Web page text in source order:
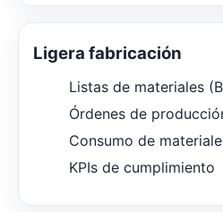
Ligera fabricación
Listas de materiales
Órdenes de
Consumo de
KPIs de cumplimiento